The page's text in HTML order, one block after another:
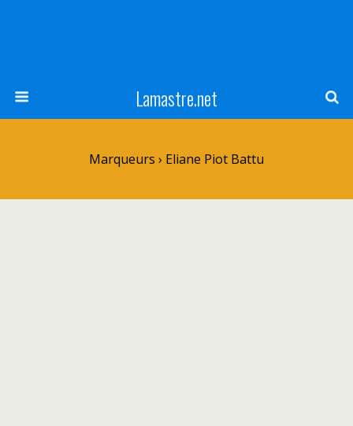
Lamastre.net
Marqueurs › Eliane Piot Battu